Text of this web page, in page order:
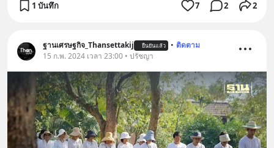
1 บันทึก 7 2 2
ฐานเศรษฐกิจ_Thansettakij ยืนยันแล้ว • ติดตาม
15 ก.พ. 2024 เวลา 23:00 • ปรัชญา